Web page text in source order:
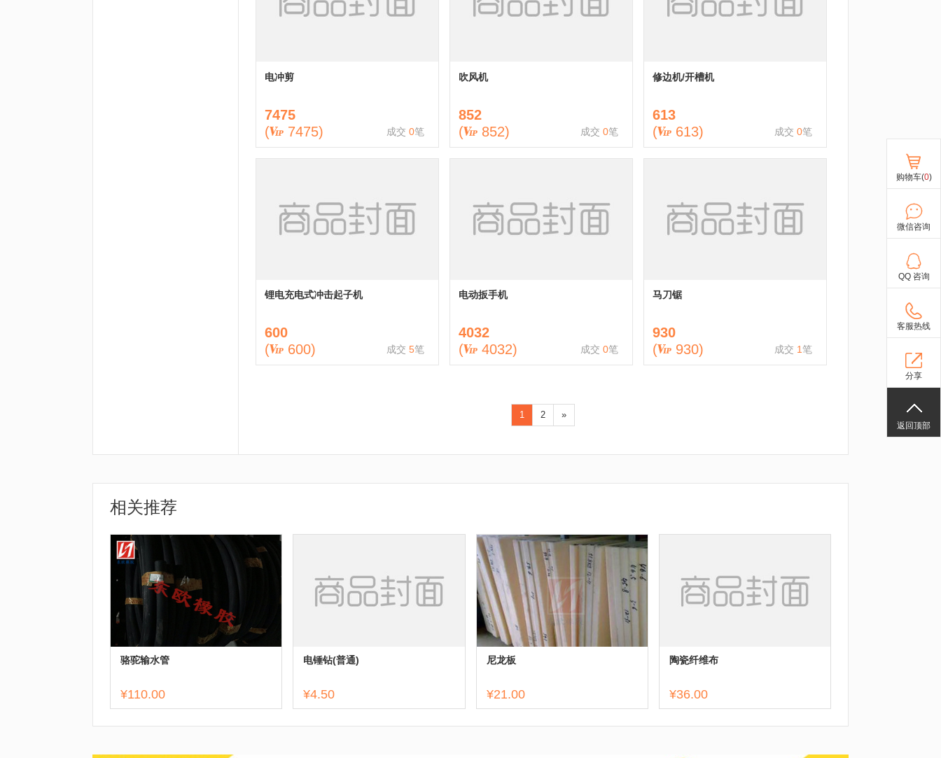
电冲剪
7475
(
7475) 成交 0笔
吹风机
852
(
852) 成交 0笔
修边机/开槽机
613
(
613) 成交 0笔
锂电充电式冲击起子机
600
(
600) 成交 5笔
电动扳手机
4032
(
4032) 成交 0笔
马刀锯
930
(
930) 成交 1笔
1 2 »
相关推荐
骆驼输水管
¥110.00
电锤钻(普通)
¥4.50
尼龙板
¥21.00
陶瓷纤维布
¥36.00
购物车(0)
微信咨询
QQ 咨询
客服热线
分享
返回顶部